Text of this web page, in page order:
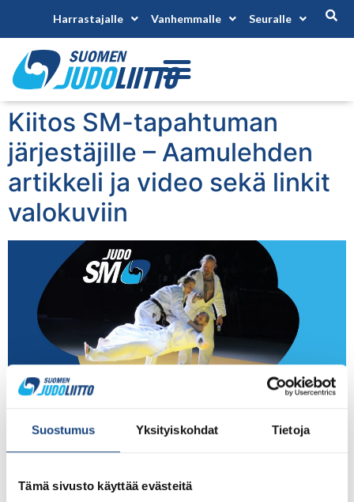
Suostumus Yksityiskohdat Tietoja
Tämä sivusto käyttää evästeitä
Harrastajalle Vanhemmalle Seuralle
Kiitos SM-tapahtuman
järjestäjille – Aamulehden
artikkeli ja video sekä linkit
valokuviin
”Maan parhaat judokat ottelivat Bläk Boksissa –
Sanoman/Aamulehden tuottama videokooste
viikonlopun kisoista alta (toimittaja Olli Ikäheimo,
täältä: https://www.aamulehti.fi/mainos/ideapark/art-